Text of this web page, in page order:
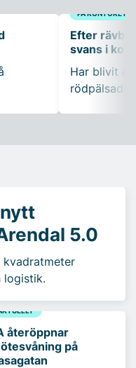
PÅ KONTORET
Efter
svans i
Har blivit
rödpälsade
5.0
kvadratmeter
logistik.
återöppnar
på